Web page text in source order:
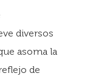
diversos
asoma la
de